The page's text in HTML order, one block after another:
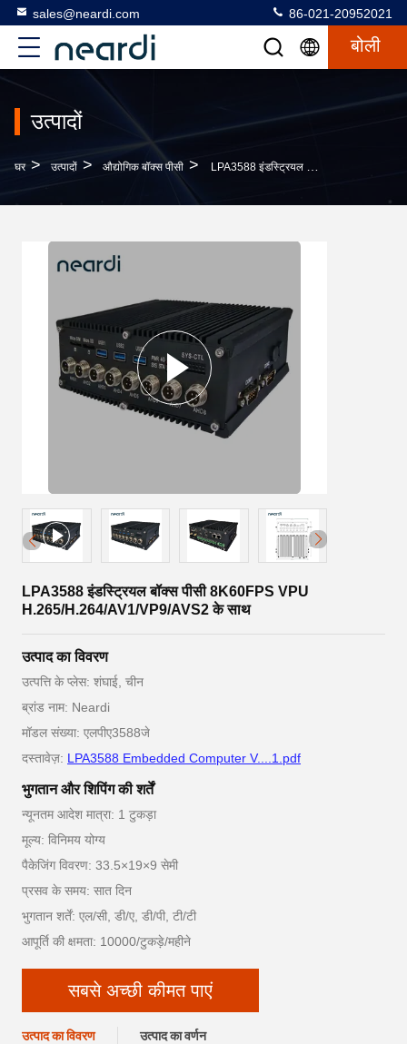
sales@neardi.com 86-021-20952021
बोली
उत्पादों
घर > उत्पादों > औद्योगिक बॉक्स पीसी > LPA3588 इंडस्ट्रियल बॉक्स पीसी 8K60FPS VPU H.265/H.264/AV1/VP9/AVS2 के साथ
LPA3588 इंडस्ट्रियल बॉक्स पीसी 8K60FPS VPU
H.265/H.264/AV1/VP9/AVS2 के साथ
उत्पाद का विवरण
उत्पत्ति के प्लेस: शंघाई, चीन
ब्रांड नाम: Neardi
मॉडल संख्या: एलपीए3588जे
दस्तावेज़: LPA3588 Embedded Computer V....1.pdf
भुगतान और शिपिंग की शर्तें
न्यूनतम आदेश मात्रा: 1 टुकड़ा
मूल्य: विनिमय योग्य
पैकेजिंग विवरण: 33.5×19×9 सेमी
प्रसव के समय: सात दिन
भुगतान शर्तें: एल/सी, डी/ए, डी/पी, टी/टी
आपूर्ति की क्षमता: 10000/टुकड़े/महीने
सबसे अच्छी कीमत पाएं
उत्पाद का विवरण उत्पाद का वर्णन